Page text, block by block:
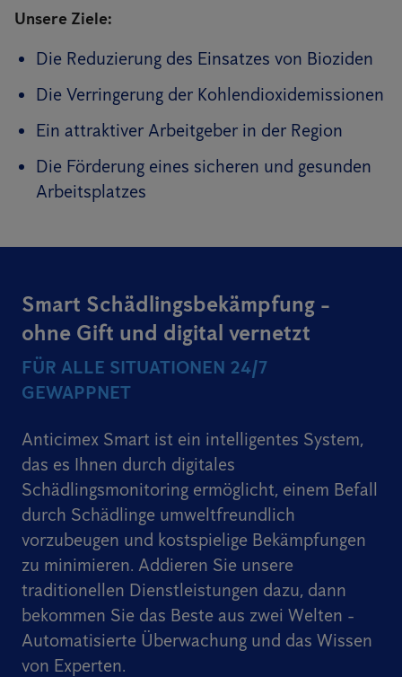
Unsere Ziele:
Die Reduzierung des Einsatzes von Bioziden
Die Verringerung der Kohlendioxidemissionen
Ein attraktiver Arbeitgeber in der Region
Die Förderung eines sicheren und gesunden
Arbeitsplatzes
Smart Schädlingsbekämpfung -
ohne Gift und digital vernetzt
FÜR ALLE SITUATIONEN 24/7
GEWAPPNET
Anticimex Smart ist ein intelligentes System,
das es Ihnen durch digitales
Schädlingsmonitoring ermöglicht, einem Befall
durch Schädlinge umweltfreundlich
vorzubeugen und kostspielige Bekämpfungen
zu minimieren. Addieren Sie unsere
traditionellen Dienstleistungen dazu, dann
bekommen Sie das Beste aus zwei Welten -
Automatisierte Überwachung und das Wissen
von Experten.